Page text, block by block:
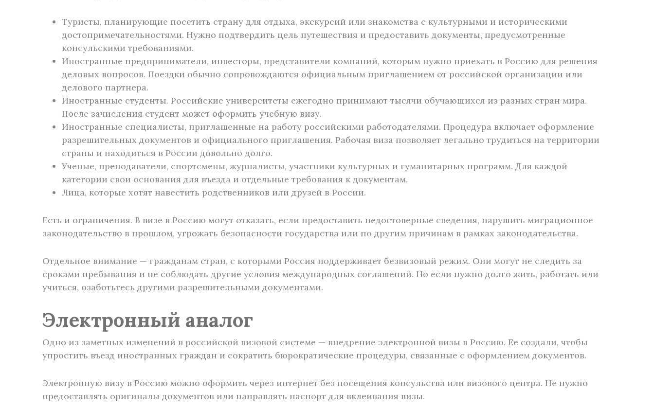
Туристы, планирующие посетить страну для отдыха, экскурсий или знакомства с культурными и историческими
достопримечательностями. Нужно подтвердить цель путешествия и предоставить документы, предусмотренные
консульскими требованиями.
Иностранные предприниматели, инвесторы, представители компаний, которым нужно приехать в Россию для решения
деловых вопросов. Поездки обычно сопровождаются официальным приглашением от российской организации или
делового партнера.
Иностранные студенты. Российские университеты ежегодно принимают тысячи обучающихся из разных стран мира.
После зачисления студент может оформить учебную визу.
Иностранные специалисты, приглашенные на работу российскими работодателями. Процедура включает оформление
разрешительных документов и официального приглашения. Рабочая виза позволяет легально трудиться на территории
страны и находиться в России довольно долго.
Ученые, преподаватели, спортсмены, журналисты, участники культурных и гуманитарных программ. Для каждой
категории свои основания для въезда и отдельные требования к документам.
Лица, которые хотят навестить родственников или друзей в России.
Есть и ограничения. В визе в Россию могут отказать, если предоставить недостоверные сведения, нарушить миграционное
законодательство в прошлом, угрожать безопасности государства или по другим причинам в рамках законодательства.
Отдельное внимание — гражданам стран, с которыми Россия поддерживает безвизовый режим. Они могут не следить за
сроками пребывания и не соблюдать другие условия международных соглашений. Но если нужно долго жить, работать или
учиться, озаботьтесь другими разрешительными документами.
Электронный аналог
Одно из заметных изменений в российской визовой системе — внедрение электронной визы в Россию. Ее создали, чтобы
упростить въезд иностранных граждан и сократить бюрократические процедуры, связанные с оформлением документов.
Электронную визу в Россию можно оформить через интернет без посещения консульства или визового центра. Не нужно
предоставлять оригиналы документов или направлять паспорт для вклеивания визы.